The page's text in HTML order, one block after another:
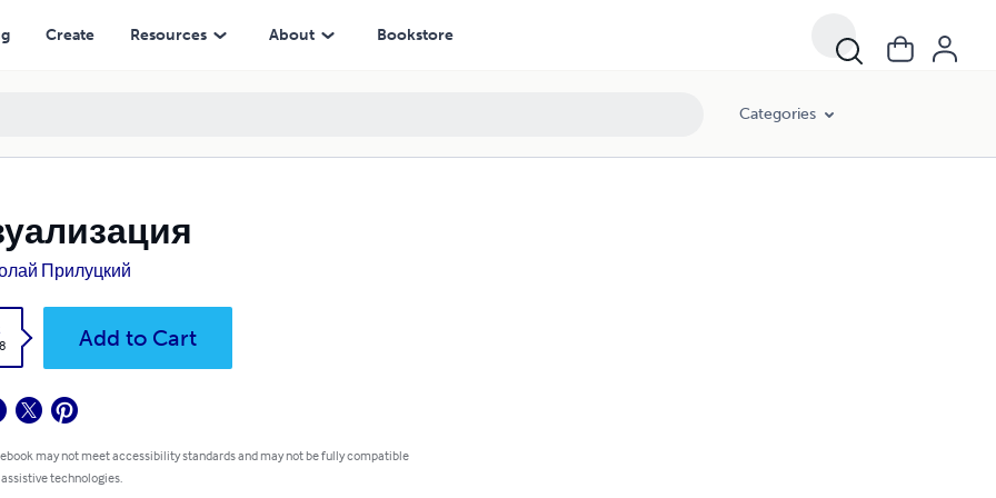
Create Resources About Bookstore
Categories
Прилуцкий
Add to Cart
may not meet accessibility standards and may not be fully compatible
technologies.